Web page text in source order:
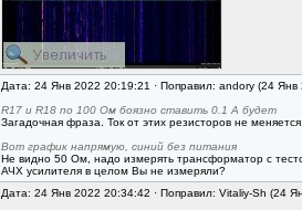
Дата: 24 Янв 2022 20:19:21 · Поправил: andory (24
R17 и R18 по 100 Ом боязно ставить 0.1 А будет
Загадочная фраза. Ток от этих резисторов не
Вот график напрямую, синий без питания
Не видно 50 Ом, надо измерять трансформатор с
АЧХ усилителя в целом Вы не измеряли?
Дата: 24 Янв 2022 20:34:42 · Поправил: Vitaliy-Sh (24